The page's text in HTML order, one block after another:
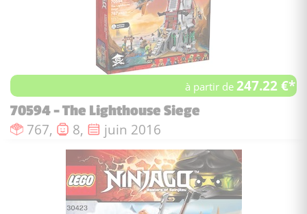
à partir de247.22 €*
70594 - The Lighthouse Siege
Nombre de pièces :
767, Nombre de figurines :
8, Date de sortie :
juin 2016